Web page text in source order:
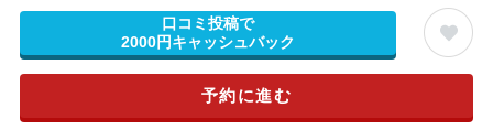
口コミ投稿で
2000円キャッシュバック
予約に進む